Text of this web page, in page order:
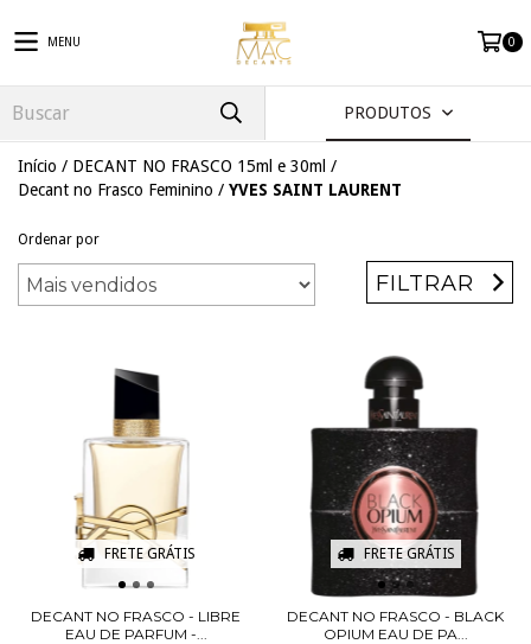
MENU 0
PRODUTOS
Início / DECANT NO FRASCO 15ml e 30ml /
Decant no Frasco Feminino / YVES SAINT LAURENT
Ordenar por
FILTRAR
FRETE GRÁTIS
DECANT NO FRASCO - LIBRE
EAU DE PARFUM -...
FRETE GRÁTIS
DECANT NO FRASCO - BLACK
OPIUM EAU DE PA...